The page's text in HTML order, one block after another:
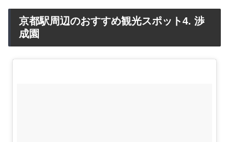
京都駅周辺のおすすめ観光スポット4. 渉
成園